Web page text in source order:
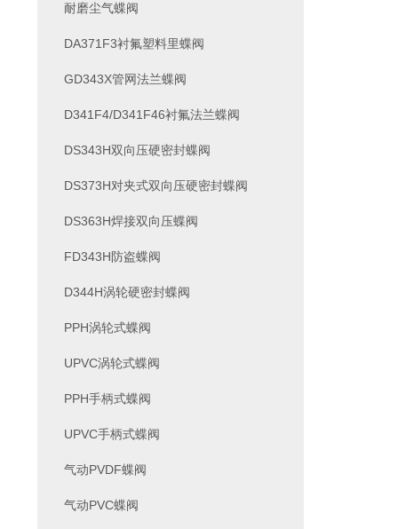
耐磨尘气蝶阀
DA371F3衬氟塑料里蝶阀
GD343X管网法兰蝶阀
D341F4/D341F46衬氟法兰蝶阀
DS343H双向压硬密封蝶阀
DS373H对夹式双向压硬密封蝶阀
DS363H焊接双向压蝶阀
FD343H防盗蝶阀
D344H涡轮硬密封蝶阀
PPH涡轮式蝶阀
UPVC涡轮式蝶阀
PPH手柄式蝶阀
UPVC手柄式蝶阀
气动PVDF蝶阀
气动PVC蝶阀